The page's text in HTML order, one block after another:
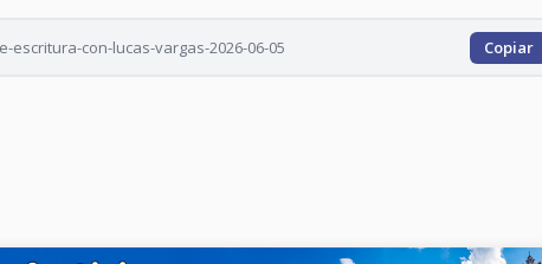
con-lucas-vargas-2026-06-05 Copiar